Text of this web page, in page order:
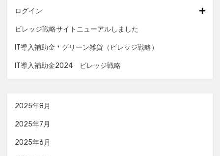
ログイン
ビレッジ戦略サイトニューアルしました
IT導入補助金＊グリーン雑貨（ビレッジ戦略）
IT導入補助金2024 ビレッジ戦略
2025年8月
2025年7月
2025年6月